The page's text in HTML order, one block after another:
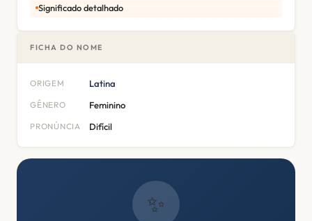
Significado detalhado
FICHA DO NOME
ORIGEM Latina
GÊNERO Feminino
PRONÚNCIA Difícil
✨